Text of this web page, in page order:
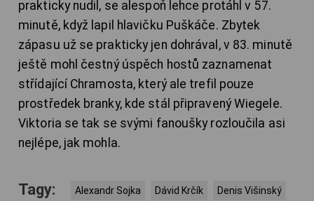
prakticky nudil, se alespoň lehce protáhl v 57.
minutě, když lapil hlavičku Puškáče. Zbytek
zápasu už se prakticky jen dohrával, v 83. minutě
ještě mohl čestný úspěch hostů zaznamenat
střídající Chramosta, který ale trefil pouze
prostředek branky, kde stál připravený Wiegele.
Viktoria se tak se svými fanoušky rozloučila asi
nejlépe, jak mohla.
Tagy: Alexandr Sojka Dávid Krčík Denis Višinský